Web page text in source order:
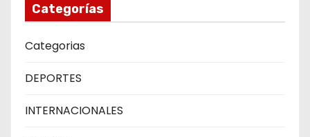
Categorías
Categorias
DEPORTES
INTERNACIONALES